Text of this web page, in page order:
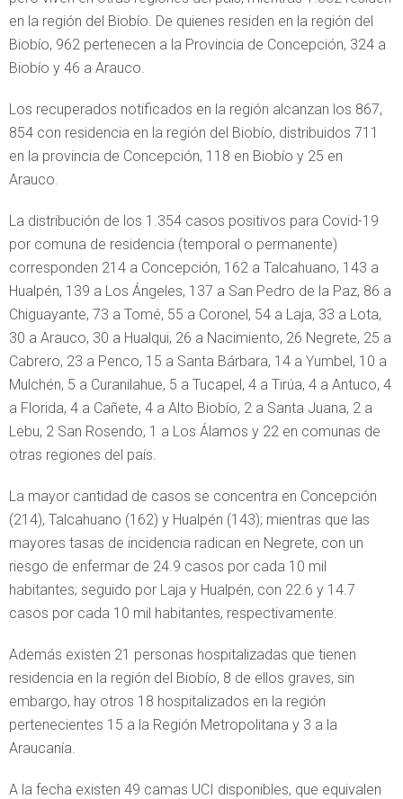
en la región del Biobío. De quienes residen en la región del
Biobío, 962 pertenecen a la Provincia de Concepción, 324 a
Biobío y 46 a Arauco.
Los recuperados notificados en la región alcanzan los 867,
854 con residencia en la región del Biobío, distribuidos 711
en la provincia de Concepción, 118 en Biobío y 25 en
Arauco.
La distribución de los 1.354 casos positivos para Covid-19
por comuna de residencia (temporal o permanente)
corresponden 214 a Concepción, 162 a Talcahuano, 143 a
Hualpén, 139 a Los Ángeles, 137 a San Pedro de la Paz, 86 a
Chiguayante, 73 a Tomé, 55 a Coronel, 54 a Laja, 33 a Lota,
30 a Arauco, 30 a Hualqui, 26 a Nacimiento, 26 Negrete, 25 a
Cabrero, 23 a Penco, 15 a Santa Bárbara, 14 a Yumbel, 10 a
Mulchén, 5 a Curanilahue, 5 a Tucapel, 4 a Tirúa, 4 a Antuco, 4
a Florida, 4 a Cañete, 4 a Alto Biobío, 2 a Santa Juana, 2 a
Lebu, 2 San Rosendo, 1 a Los Álamos y 22 en comunas de
otras regiones del país.
La mayor cantidad de casos se concentra en Concepción
(214), Talcahuano (162) y Hualpén (143); mientras que las
mayores tasas de incidencia radican en Negrete, con un
riesgo de enfermar de 24.9 casos por cada 10 mil
habitantes; seguido por Laja y Hualpén, con 22.6 y 14.7
casos por cada 10 mil habitantes, respectivamente.
Además existen 21 personas hospitalizadas que tienen
residencia en la región del Biobío, 8 de ellos graves, sin
embargo, hay otros 18 hospitalizados en la región
pertenecientes 15 a la Región Metropolitana y 3 a la
Araucanía.
A la fecha existen 49 camas UCI disponibles, que equivalen